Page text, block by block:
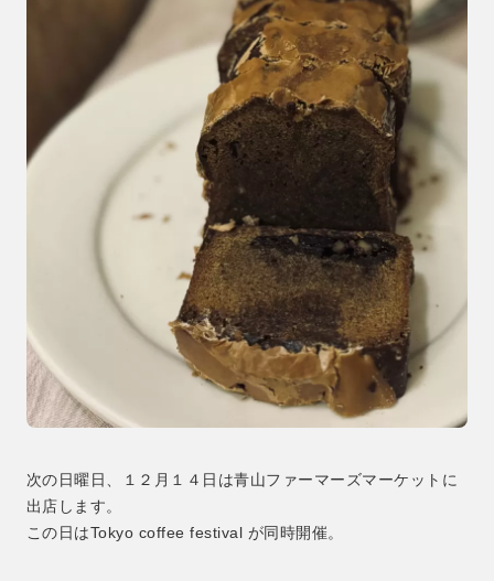
次の日曜日、１２月１４日は青山ファーマーズマーケットに
出店します。
この日はTokyo coffee festival が同時開催。